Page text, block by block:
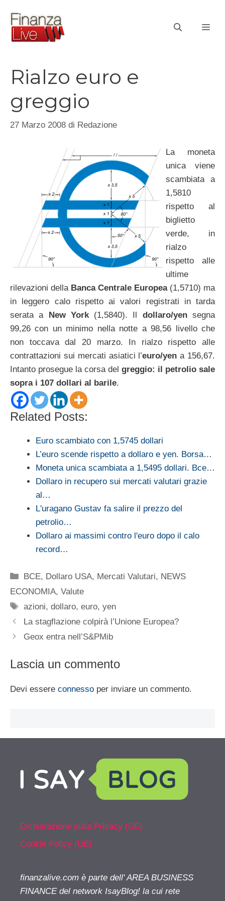
contenuto
Rialzo euro e
greggio
27 Marzo 2008 di Redazione
La moneta
unica viene
scambiata a
1,5810
rispetto al
biglietto
verde, in
rialzo
rispetto alle
ultime
rilevazioni della Banca Centrale Europea (1,5710) ma
in leggero calo rispetto ai valori registrati in tarda
serata a
New York(1,5840). Il dollaro/yensegna
99,26 con un minimo nella notte a 98,56 livello che
non toccava dal 20 marzo. In rialzo rispetto alle
contrattazioni sui mercati asiatici l’euro/yen a 156,67.
Intanto prosegue la corsa del greggio: il petrolio sale
sopra i 107 dollari al barile.
Related Posts:
Euro scambiato con 1,5745 dollari
L’euro scende rispetto a dollaro e yen. Borsa…
Moneta unica scambiata a 1,5495 dollari. Bce…
Dollaro in recupero sui mercati valutari grazie
al…
L'uragano Gustav fa salire il prezzo del
petrolio…
Dollaro ai massimi contro l'euro dopo il calo
record…
Categorie
BCE, Dollaro USA, Mercati Valutari, NEWS
ECONOMIA, Valute
Tag
azioni,dollaro,euro,yen
La stagflazione colpirà l’Unione Europea?
Geox entra nell’S&PMib
Lascia un commento
Devi essere connesso per inviare un commento.
Dichiarazione sulla Privacy (UE)
Cookie Policy (UE)
finanzalive.com è parte dell' AREA BUSINESS
FINANCE del network IsayBlog! la cui rete